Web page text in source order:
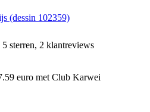
(dessin 102359)
sterren, 2 klantreviews
euro met Club Karwei